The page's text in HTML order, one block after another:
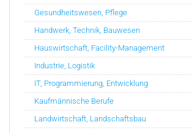
Gesundheitswesen, Pflege
Handwerk, Technik, Bauwesen
Hauswirtschaft, Facility-Management
Industrie, Logistik
IT, Programmierung, Entwicklung
Kaufmännische Berufe
Landwirtschaft, Landschaftsbau